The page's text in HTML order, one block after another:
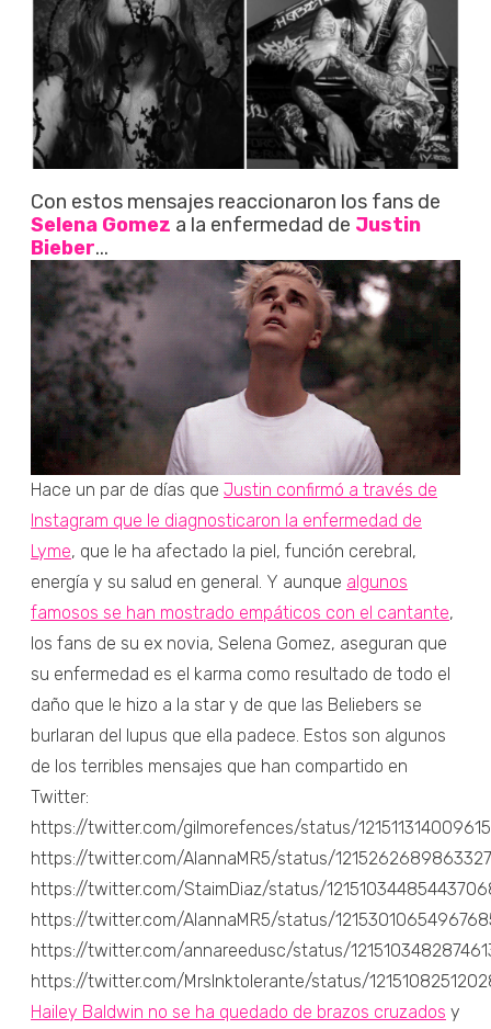
Con estos mensajes reaccionaron los fans de
Selena Gomez a la enfermedad de Justin
Bieber...
Hace un par de días que Justin confirmó a través de
Instagram que le diagnosticaron la enfermedad de
Lyme, que le ha afectado la piel, función cerebral,
energía y su salud en general. Y aunque algunos
famosos se han mostrado empáticos con el cantante,
los fans de su ex novia, Selena Gomez, aseguran que
su enfermedad es el karma como resultado de todo el
daño que le hizo a la star y de que las Beliebers se
burlaran del lupus que ella padece. Estos son algunos
de los terribles mensajes que han compartido en
Twitter:
https://twitter.com/gilmorefences/status/
https://twitter.com/AlannaMR5/status/
https://twitter.com/StaimDiaz/status/
https://twitter.com/AlannaMR5/status/
https://twitter.com/annareedusc/status/
https://twitter.com/MrsInktolerante/status/
Hailey Baldwin no se ha quedado de brazos cruzados y